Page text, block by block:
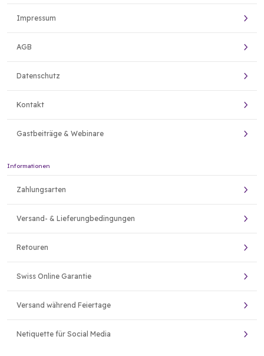
Impressum
AGB
Datenschutz
Kontakt
Gastbeiträge & Webinare
Informationen
Zahlungsarten
Versand- & Lieferungbedingungen
Retouren
Swiss Online Garantie
Versand während Feiertage
Netiquette für Social Media